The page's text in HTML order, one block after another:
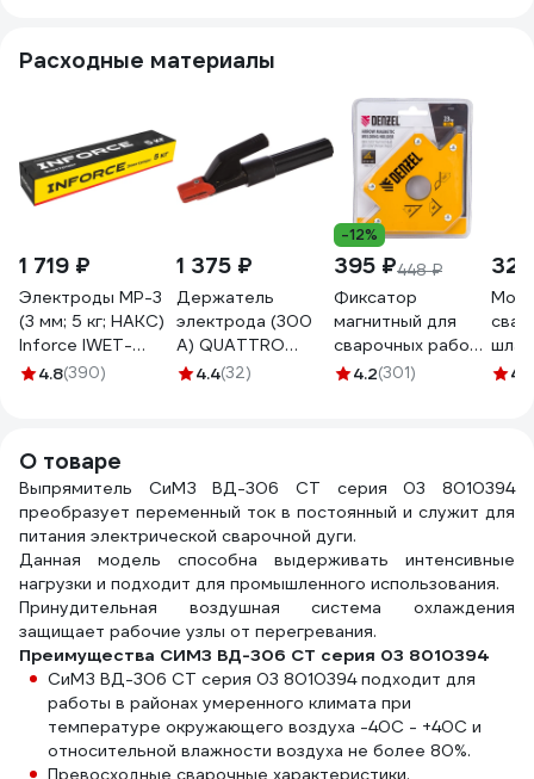
Расходные материалы
1 719 ₽
Электроды МР-3
(3 мм; 5 кг; НАКС)
Inforce IWET-
3050M
4.8(390)
1 375 ₽
Держатель
электрода (300
А) QUATTRO
ELEMENTI 770-339
4.4(32)
-12%
395 ₽448 ₽
Фиксатор
магнитный для
сварочных работ
усилие 50 LB
4.2(301)
3504.9
О товаре
Выпрямитель СиМЗ ВД-306 СТ серия 03 8010394
преобразует переменный ток в постоянный и служит для
питания электрической сварочной дуги.
Данная модель способна выдерживать интенсивные
нагрузки и подходит для промышленного использования.
Принудительная воздушная система охлаждения
защищает рабочие узлы от перегревания.
Преимущества СИМЗ ВД-306 СТ серия 03 8010394
СиМЗ ВД-306 СТ серия 03 8010394 подходит для
работы в районах умеренного климата при
температуре окружающего воздуха -40С - +40С и
относительной влажности воздуха не более 80%.
Превосходные сварочные характеристики.